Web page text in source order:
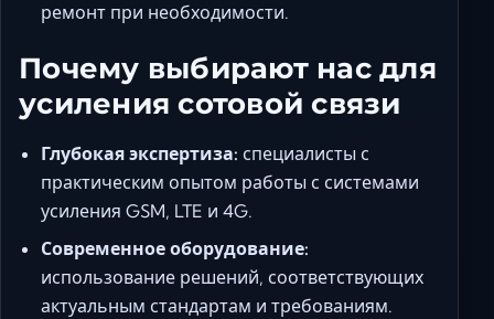
ремонт при необходимости.
Почему выбирают нас для
усиления сотовой связи
Глубокая экспертиза: специалисты с
практическим опытом работы с системами
усиления GSM, LTE и 4G.
Современное оборудование:
использование решений, соответствующих
актуальным стандартам и требованиям.